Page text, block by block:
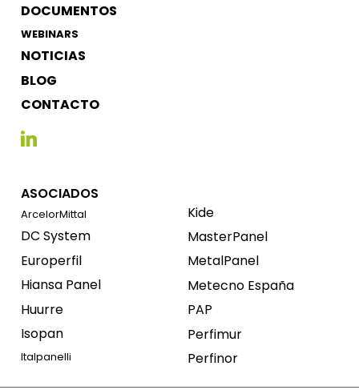
DOCUMENTOS
WEBINARS
NOTICIAS
BLOG
CONTACTO
ASOCIADOS
ArcelorMittal
DC System
Europerfil
Hiansa Panel
Huurre
Isopan
Italpanelli
Kide
MasterPanel
MetalPanel
Metecno España
PAP
Perfimur
Perfinor